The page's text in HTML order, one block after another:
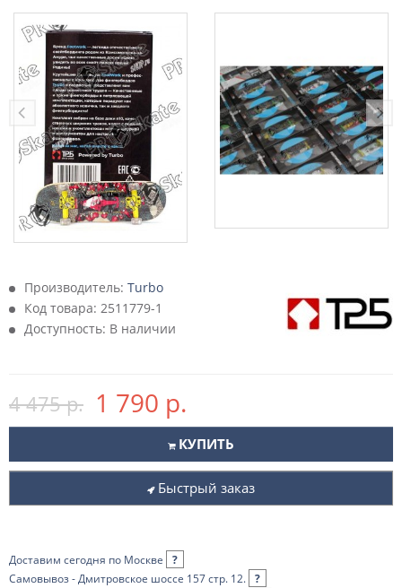
Производитель: Turbo
Код товара: 2511779-1
Доступность: В наличии
4 475 р. 1 790 р.
КУПИТЬ
Быстрый заказ
Доставим сегодня по Москве
?
Самовывоз - Дмитровское шоссе 157 стр. 12. ?